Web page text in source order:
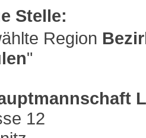
Stelle:
Region
"
12